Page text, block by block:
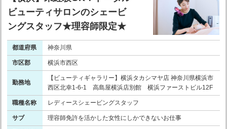
ビューティサロンのシェービ
ングスタッフ★理容師限定★
都道府県 神奈川県
市区郡 横浜市西区
勤務地
【ビューティギャラリー】横浜タカシマヤ店 神奈川県横浜市
西区北幸1-6-1 高島屋横浜店別館 横浜ファーストビル12F
職種名称 レディースシェービングスタッフ
サブ 理容師免許を活かした女性にしかできないお仕事